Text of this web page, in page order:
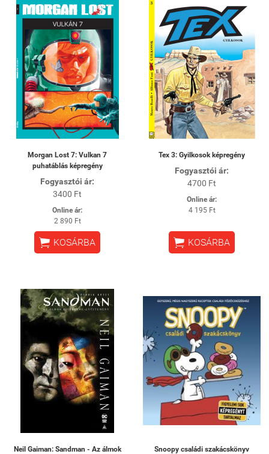
Morgan Lost 7: Vulkan 7
puhatáblás képregény
Fogyasztói ár:
3400 Ft
Online ár:
2 890 Ft
 KOSÁRBA
Tex 3: Gyilkosok képregény
Fogyasztói ár:
4700 Ft
Online ár:
4 195 Ft
 KOSÁRBA
Neil Gaiman: Sandman - Az álmok
Snoopy családi szakácskönyv